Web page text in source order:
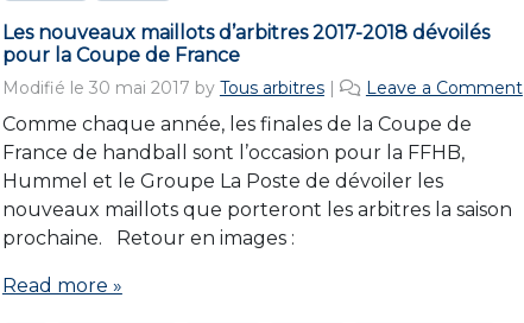
Les nouveaux maillots d’arbitres 2017-2018 dévoilés
pour la Coupe de France
Modifié le 30 mai 2017 by Tous arbitres | Leave a Comment
Comme chaque année, les finales de la Coupe de
France de handball sont l’occasion pour la FFHB,
Hummel et le Groupe La Poste de dévoiler les
nouveaux maillots que porteront les arbitres la saison
prochaine. Retour en images :
Read more »